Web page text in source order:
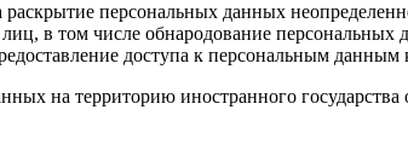
персональных данных
в том числе обнародование персональных
доступа к персональным
на территорию иностранного государства